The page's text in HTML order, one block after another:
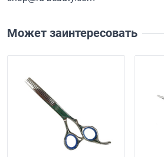
Может заинтересовать